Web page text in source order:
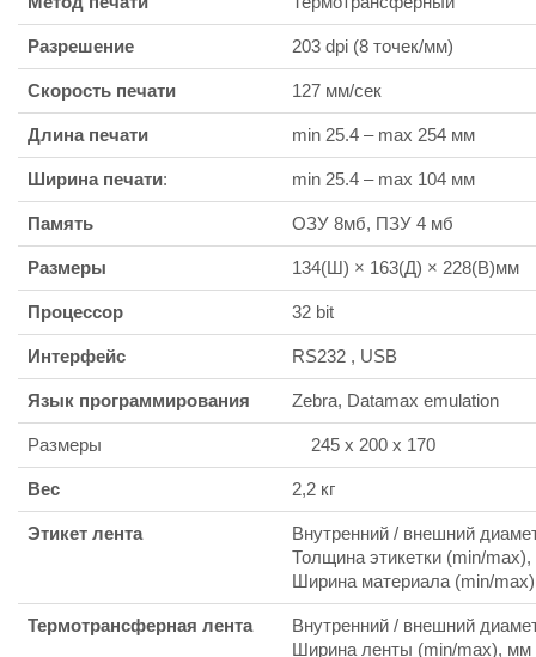
Разрешение 203 dpi (8 точек/мм)
Скорость печати 127 мм/сек
Длина печати min 25.4 – max 254 мм
Ширина печати: min 25.4 – max 104 мм
Память ОЗУ 8мб, ПЗУ 4 мб
Размеры 134(Ш) × 163(Д) × 228(В)мм
Процессор 32 bit
Интерфейс RS232 , USB
Язык программирования Zebra, Datamax emulation
Размеры 245 x 200 x 170
Вес 2,2 кг
Этикет лента
Внутренний / внешний
Толщина этикетки (min/
Ширина материала (min/
Термотрансферная лента
Внутренний / внешний
Ширина ленты (min/max), мм